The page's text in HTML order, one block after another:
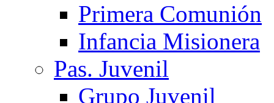
Primera Comunión
Infancia Misionera
Pas. Juvenil
Grupo Juvenil